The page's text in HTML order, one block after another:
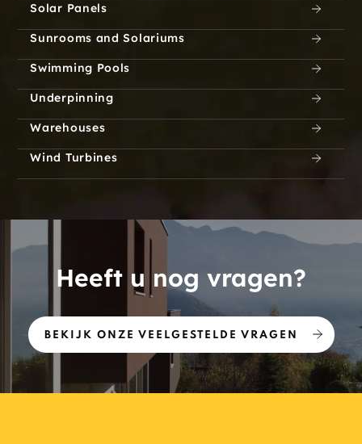
Solar Panels
Sunrooms and Solariums
Swimming Pools
Underpinning
Warehouses
Wind Turbines
Heeft u nog vragen?
BEKIJK ONZE VEELGESTELDE VRAGEN